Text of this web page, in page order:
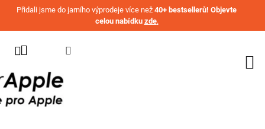
Přejít na obsah
Přidali jsme do jarního výprodeje více než 40+ bestsellerů! Objevte
celou nabídku zde.
IPHONE